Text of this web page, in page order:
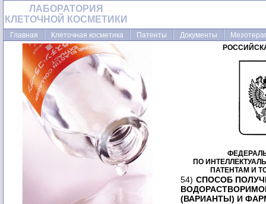
ЛАБОРАТОРИЯ
КЛЕТОЧНОЙ КОСМЕТИКИ
Главная Клеточная косметика Патенты Документы
ПО
ПАТЕНТАМ И
54) СПОСОБ
(ВАРИАНТЫ) И